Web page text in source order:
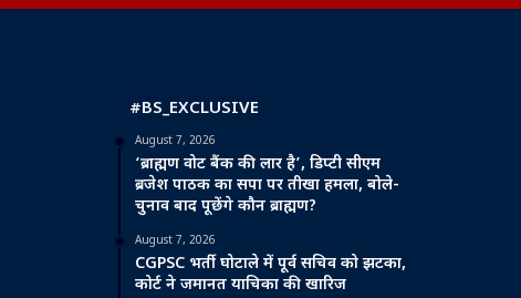
#BS_EXCLUSIVE
August 7, 2026
‘ब्राह्मण वोट बैंक की लार है’, डिप्टी सीएम
ब्रजेश पाठक का सपा पर तीखा हमला, बोले-
चुनाव बाद पूछेंगे कौन ब्राह्मण?
August 7, 2026
CGPSC भर्ती घोटाले में पूर्व सचिव को झटका,
कोर्ट ने जमानत याचिका की खारिज